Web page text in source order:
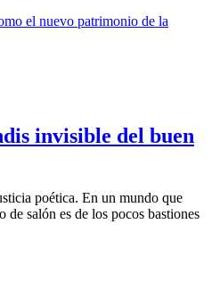
invisible del buen
poética. En un mundo que
salón es de los pocos bastiones